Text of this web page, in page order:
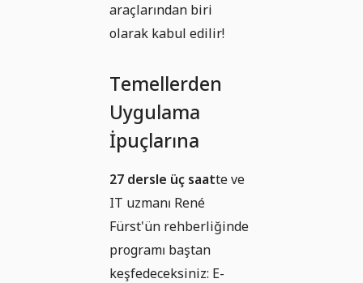
araçlarından biri
olarak kabul edilir!
Temellerden
Uygulama
İpuçlarına
27 dersle üç saatte ve
IT uzmanı René
Fürst'ün rehberliğinde
programı baştan
keşfedeceksiniz: E-